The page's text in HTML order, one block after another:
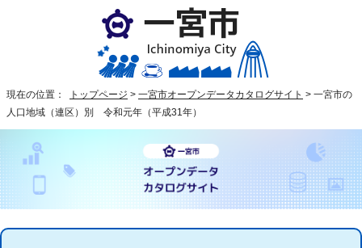
現在の位置： トップページ > 一宮市オープンデータカタログサイト > 一宮市の
人口地域（連区）別 令和元年（平成31年）